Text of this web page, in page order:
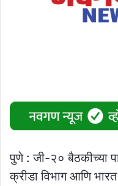
पुणे : जी-२० बैठकीच्या
क्रीडा विभाग आणि